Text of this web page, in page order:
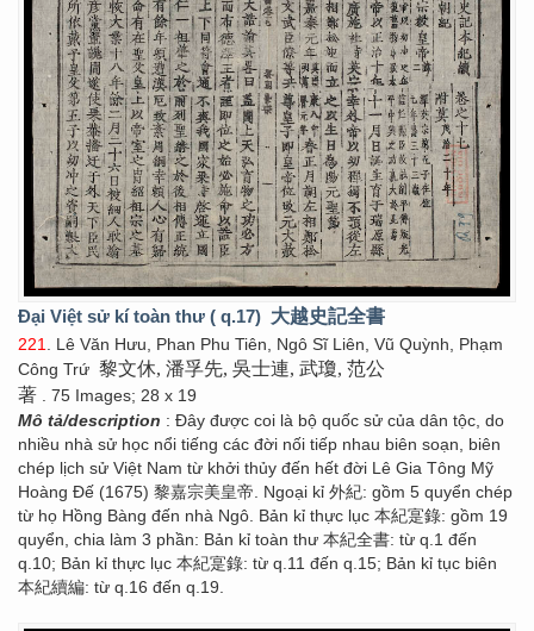
Đại Việt sử kí toàn thư ( q.17) 大越史記全書
221. Lê Văn Hưu, Phan Phu Tiên, Ngô Sĩ Liên, Vũ Quỳnh, Phạm
Công Trứ 黎文休, 潘孚先, 吳士連, 武瓊, 范公
著 . 75 Images; 28 x 19
Mô tả/description : Đây được coi là bộ quốc sử của dân tộc, do
nhiều nhà sử học nổi tiếng các đời nối tiếp nhau biên soạn, biên
chép lịch sử Việt Nam từ khởi thủy đến hết đời Lê Gia Tông Mỹ
Hoàng Đế (1675) 黎嘉宗美皇帝. Ngoại kỉ 外紀: gồm 5 quyển chép
từ họ Hồng Bàng đến nhà Ngô. Bản kỉ thực lục 本紀寔錄: gồm 19
quyển, chia làm 3 phần: Bản kỉ toàn thư 本紀全書: từ q.1 đến
q.10; Bản kỉ thực lục 本紀寔錄: từ q.11 đến q.15; Bản kỉ tục biên
本紀續編: từ q.16 đến q.19.